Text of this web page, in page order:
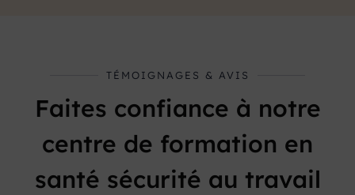
TÉMOIGNAGES & AVIS
Faites confiance à notre
centre de formation en
santé sécurité au travail